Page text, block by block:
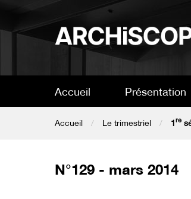
Accueil Présentation
Accueil Le trimestriel 1re
N°129 - mars 2014